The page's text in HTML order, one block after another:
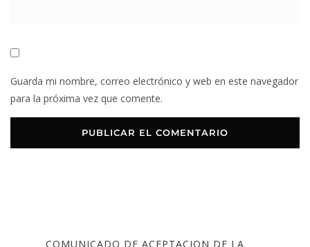
Guarda mi nombre, correo electrónico y web en este navegador
para la próxima vez que comente.
COMUNICADO DE ACEPTACION DE LA